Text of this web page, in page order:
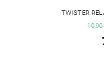
TWISTER